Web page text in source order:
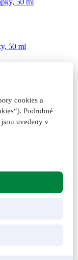
50 ml
a soustředění (díky
do košíku
60 kapslí, 22 g.
cookies a
Podrobné
uvedeny v